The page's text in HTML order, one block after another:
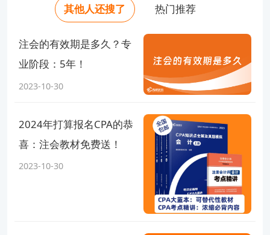
另外，还有特别福利！
6科押题卷公布！
狂做这一套，只有最贴近考试的题目
今天限时免费领取，扫码免费领！
本次押题卷均是根据预测考点、高频历年考点进行编
排，不同于传统“一揽子”考题堆砌，全部都是今年考
老师好，有了注册会计师证后好找工作
进什么大学？
老师好，注册会计师考试怎样备考（越详
细越好）？
老师好，cpa如果不去考会怎么样？
老师好，注册会计师难度有多大？
老师好，注册会计师工资待遇如何？
老师好，注册会计师能干什么工作？
老师好，注册会计师考试怎样备考（越详
细越好）？
其他人还搜了 热门推荐
注会的有效期是多久？专
业阶段：5年！
2023-10-30
2024年打算报名CPA的恭
喜：注会教材免费送！
2023-10-30